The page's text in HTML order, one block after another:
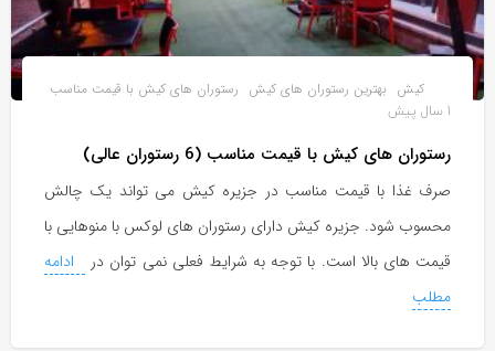
کیش بهترین رستوران های کیش رستوران های کیش با قیمت مناسب
رستوران های کیش با قیمت مناسب (6 رستوران عالی)
صرف غذا با قیمت مناسب در جزیره کیش می تواند یک چالش
محسوب شود. جزیره کیش دارای رستوران های لوکس با منوهایی با
قیمت های بالا است. با توجه به شرایط فعلی نمی توان در
ادامه
مطلب